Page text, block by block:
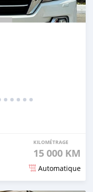
KILOMÉTRAGE
15 000 KM
Automatique